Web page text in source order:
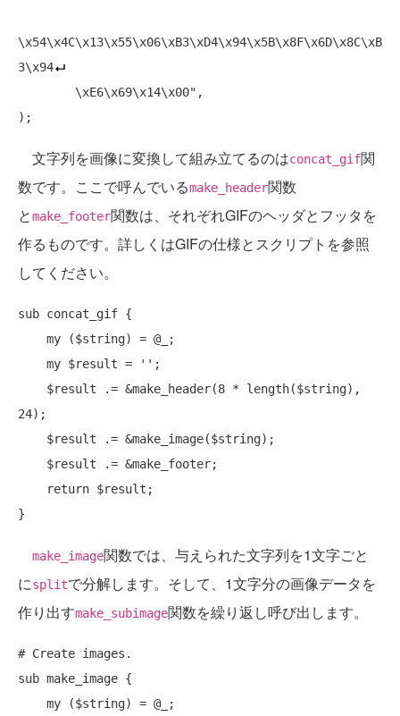
\x54\x4C\x13\x55\x06\xB3\xD4\x94\x5B\x8F\x6D\x8C\xB
3\x94
文字列を画像に変換して組み立てるのはconcat_gif関
数です。ここで呼んでいるmake_header関数
とmake_footer関数は、それぞれGIFのヘッダとフッタを
作るものです。詳しくはGIFの仕様とスクリプトを参照
してください。
sub concat_gif {
my ($string) = @_;
my $result = '';
    $result .= &make_header(8 *
length($string),
24);
return $result;
make_image関数では、与えられた文字列を1文字ごと
にsplitで分解します。そして、1文字分の画像データを
作り出すmake_subimage関数を繰り返し呼び出します。
# Create images.
sub make_image {
my ($string) = @_;